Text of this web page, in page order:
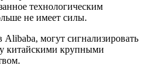
технологическим
не имеет силы.
могут сигнализировать
китайскими крупными